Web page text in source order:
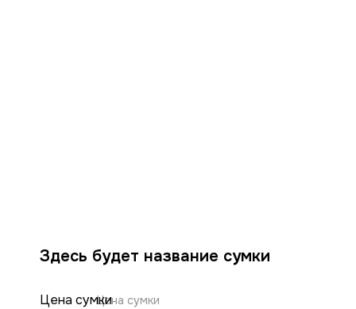
Цена сумки
Цена сумки
Здесь будет название сумки